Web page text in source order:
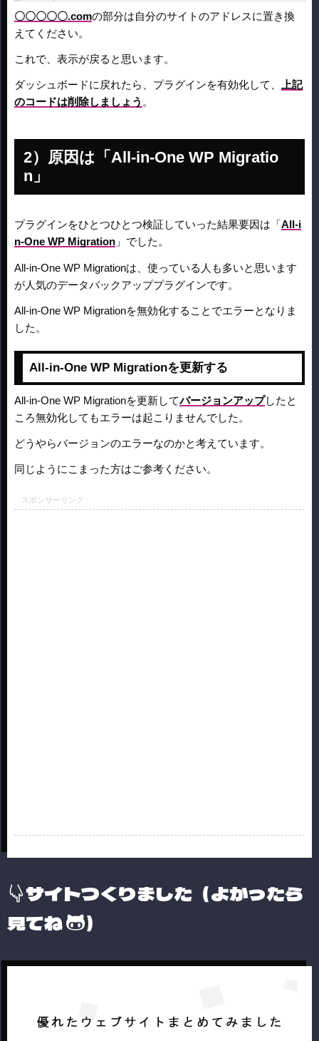
〇〇〇〇〇.comの部分は自分のサイトのアドレスに置き換
えてください。
これで、表示が戻ると思います。
ダッシュボードに戻れたら、プラグインを有効化して、
上記
のコードは削除しましょう 。
原因は「All-in-One WP Migratio
n」
プラグインをひとつひとつ検証していった結果要因は「All-i
n-One WP Migration 」でした。
All-in-One WP Migrationは、使っている人も多いと思います
が人気のデータバックアッププラグインです。
All-in-One WP Migrationを無効化することでエラーとなりま
した。
All-in-One WP Migrationを更新する
All-in-One WP Migrationを更新してバージョンアップしたと
ころ無効化してもエラーは起こりませんでした。
どうやらバージョンのエラーなのかと考えています。
同じようにこまった方はご参考ください。
サイトつくりました（よかったら
見てね
）